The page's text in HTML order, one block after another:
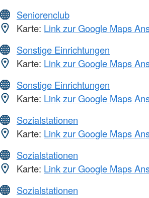
Seniorenclub
Karte: Link zur Google Maps
Sonstige Einrichtungen
Karte: Link zur Google Maps
Sonstige Einrichtungen
Karte: Link zur Google Maps
Sozialstationen
Karte: Link zur Google Maps
Sozialstationen
Karte: Link zur Google Maps
Sozialstationen